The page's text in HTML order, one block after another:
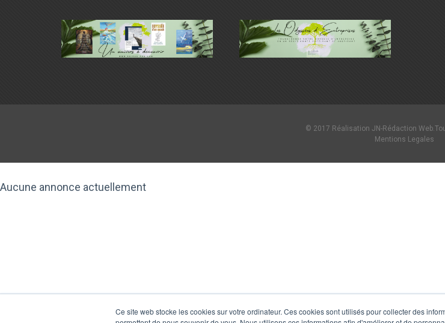
Ce site web stocke les cookies sur votre ordinateur. Ces cookies sont utilisés pour collecter des
© 2017 Réalisation JN-Rédaction
Mentions Legales
Aucune annonce actuellement